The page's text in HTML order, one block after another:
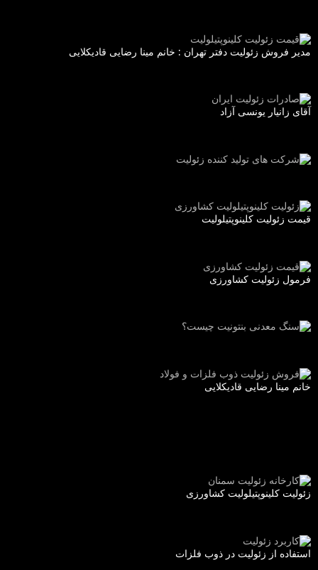
مدیر فروش زئولیت دفتر تهران : خانم مینا رضایی قادیکلایی
آقای زانیار یونسی آزاد
قیمت زئولیت کلینوپتیلولیت
فرمول زئولیت کشاورزی
خانم مینا رضایی قادیکلایی
زئولیت کلینوپتیلولیت کشاورزی
استفاده از زئولیت در ذوب فلزات